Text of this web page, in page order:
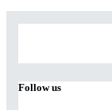
Follow us